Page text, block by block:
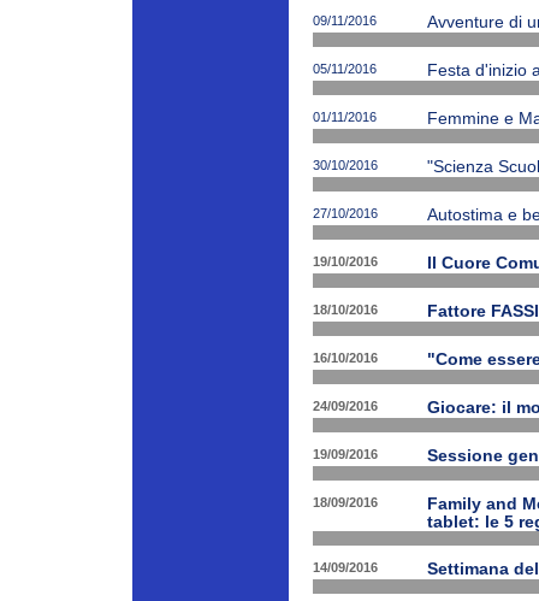
09/11/2016 Avventure di
05/11/2016 Festa d'inizio
01/11/2016 Femmine e
30/10/2016 "Scienza
27/10/2016 Autostima e
19/10/2016 Il Cuore
18/10/2016 Fattore FASSI
16/10/2016 "Come
24/09/2016 Giocare: il
19/09/2016 Sessione
18/09/2016
Family and
tablet: le 5
14/09/2016 Settimana